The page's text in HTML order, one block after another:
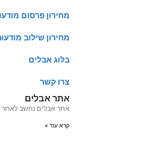
מחירון פרסום
מחירון שילוב
בלוג אבלים
צרו קשר
אתר אבלים
אתר אבלים נחשב לאתר הנפוץ בישראל
קרא עוד »